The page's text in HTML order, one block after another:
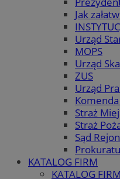
Jak
Urząd
MOPS
Urząd
ZUS
Urząd
Straż
Straż
Sąd
KATALOG FIRM
KATALOG FIRM